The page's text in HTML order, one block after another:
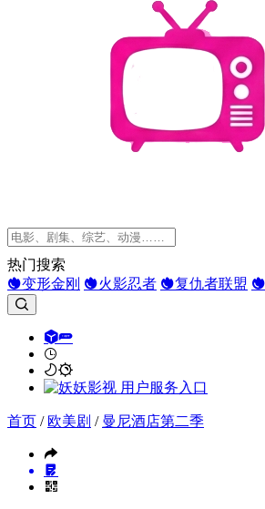
热门搜索
变形金刚
火影忍者 复仇者联盟
首页 / 欧美剧 / 曼尼酒店第二季